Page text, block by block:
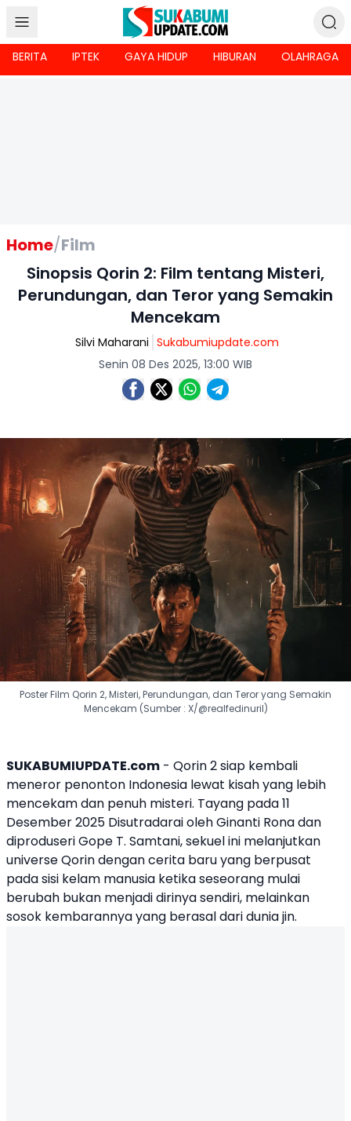
BERITA IPTEK GAYA HIDUP HIBURAN OLAHRAGA
Home/Film
Sinopsis Qorin 2: Film tentang Misteri,
Perundungan, dan Teror yang Semakin
Mencekam
Silvi Maharani Sukabumiupdate.com
Senin 08 Des 2025, 13:00 WIB
Poster Film Qorin 2, Misteri, Perundungan, dan Teror yang Semakin
Mencekam (Sumber : X/@realfedinuril)
SUKABUMIUPDATE.com - Qorin 2siap kembali
meneror penonton Indonesia lewat kisah yang lebih
mencekam dan penuh misteri. Tayang pada 11
Desember 2025 Disutradarai oleh Ginanti Rona dan
diproduseri Gope T. Samtani, sekuel ini melanjutkan
universe Qorin dengan cerita baru yang berpusat
pada sisi kelam manusia ketika seseorang mulai
berubah bukan menjadi dirinya sendiri, melainkan
sosok kembarannya yang berasal dari dunia jin.